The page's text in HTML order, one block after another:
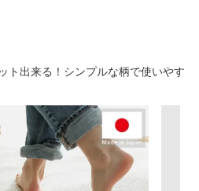
ト出来る！シンプルな柄で使いやす